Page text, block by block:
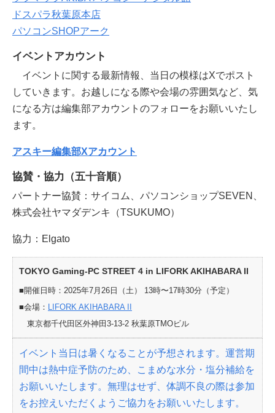
ドスパラ秋葉原本店
パソコンSHOPアーク
イベントアカウント
イベントに関する最新情報、当日の模様はXでポスト
していきます。お越しになる際や会場の雰囲気など、気
になる方は編集部アカウントのフォローをお願いいたし
ます。
アスキー編集部Xアカウント
協賛・協力（五十音順）
パートナー協賛：サイコム、パソコンショップSEVEN、
株式会社ヤマダデンキ（TSUKUMO）
協力：Elgato
TOKYO Gaming-PC STREET 4 in LIFORK AKIHABARA II
■開催日時：2025年7月26日（土） 13時〜17時30分（予定）
■会場： LIFORK AKIHABARA II
東京都千代田区外神田3-13-2 秋葉原TMOビル
イベント当日は暑くなることが予想されます。運営期
間中は熱中症予防のため、こまめな水分・塩分補給を
お願いいたします。無理はせず、体調不良の際は参加
をお控えいただくようご協力をお願いいたします。